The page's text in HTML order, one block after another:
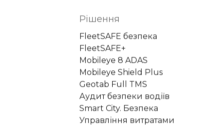
Рішення
FleetSAFE безпека
FleetSAFE+
Mobileye 8 ADAS
Mobileye Shield Plus
Geotab Full TMS
Аудит безпеки водіїв
Smart City. Безпека
Управління витратами